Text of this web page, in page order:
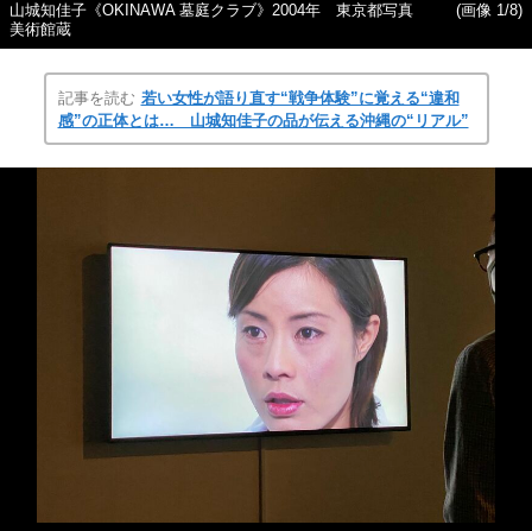
山城知佳子《OKINAWA 墓庭クラブ》2004年 東京都写真
美術館蔵
(画像 1/8)
記事を読む 若い女性が語り直す“戦争体験”に覚える“違和
感”の正体とは… 山城知佳子の品が伝える沖縄の“リアル”